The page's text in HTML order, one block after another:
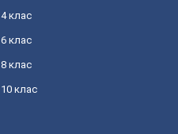
4 клас
6 клас
8 клас
10 клас